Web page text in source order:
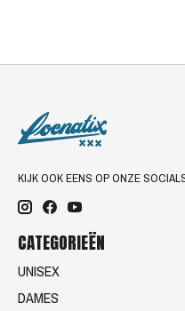
KIJK OOK EENS OP ONZE
CATEGORIEËN
UNISEX
DAMES